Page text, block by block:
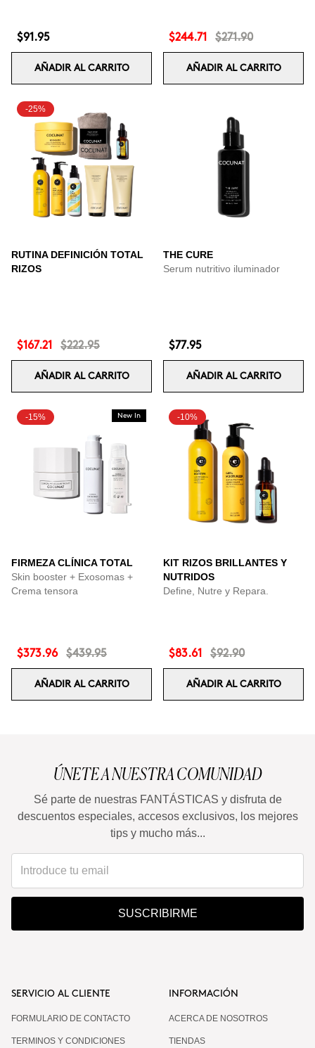
$91.95
AÑADIR AL CARRITO
$244.71 $271.90
AÑADIR AL CARRITO
-25%
RUTINA DEFINICIÓN TOTAL
RIZOS
$167.21 $222.95
AÑADIR AL CARRITO
THE CURE
Serum nutritivo iluminador
$77.95
AÑADIR AL CARRITO
-15% New In
FIRMEZA CLÍNICA TOTAL
Skin booster + Exosomas +
Crema tensora
$373.96 $439.95
AÑADIR AL CARRITO
-10%
KIT RIZOS BRILLANTES Y
NUTRIDOS
Define, Nutre y Repara.
$83.61 $92.90
AÑADIR AL CARRITO
ÚNETE A NUESTRA COMUNIDAD
Sé parte de nuestras FANTÁSTICAS y disfruta de
descuentos especiales, accesos exclusivos, los mejores
tips y mucho más...
SUSCRIBIRME
SERVICIO AL CLIENTE
FORMULARIO DE CONTACTO
TERMINOS Y CONDICIONES
INFORMACIÓN
ACERCA DE NOSOTROS
TIENDAS